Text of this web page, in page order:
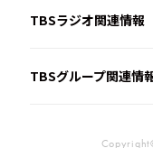
TBSラジオ関連情報
TBSグループ関連情